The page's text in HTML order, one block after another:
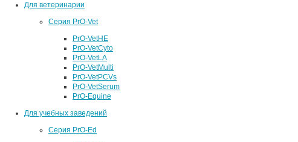
Для ветеринарии
Серия PrO-Vet
PrO-VetHE
PrO-VetCyto
PrO-VetLA
PrO-VetMulti
PrO-VetPCVs
PrO-VetSerum
PrO-Equine
Для учебных заведений
Серия PrO-Ed